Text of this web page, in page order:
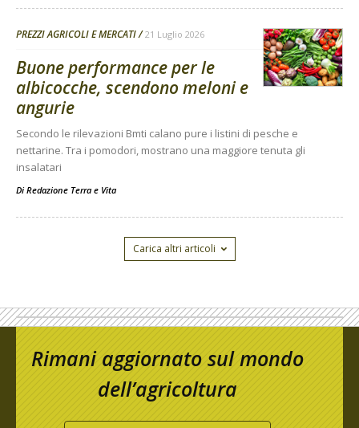
PREZZI AGRICOLI E MERCATI 21 Luglio 2026
Buone performance per le
albicocche, scendono meloni e
angurie
Secondo le rilevazioni Bmti calano pure i listini di pesche e
nettarine. Tra i pomodori, mostrano una maggiore tenuta gli
insalatari
Di Redazione Terra e Vita
Carica altri articoli
Rimani aggiornato sul mondo
dell’agricoltura